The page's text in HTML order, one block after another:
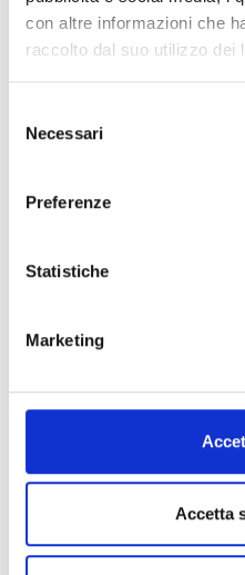
con altre informazioni che
raccolto dal suo utilizzo dei
delNecessari
Preferenze
Statistiche
Marketing
Accetta
Cultura della Sicurezza
Software e Servizi